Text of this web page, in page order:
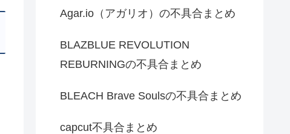
Agar.io（アガリオ）の不具合まとめ
BLAZBLUE REVOLUTION
REBURNINGの不具合まとめ
BLEACH Brave Soulsの不具合まとめ
capcut不具合まとめ